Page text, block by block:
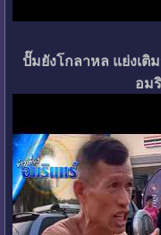
ปั๊มยังโกลาหล แย่งเ
อม